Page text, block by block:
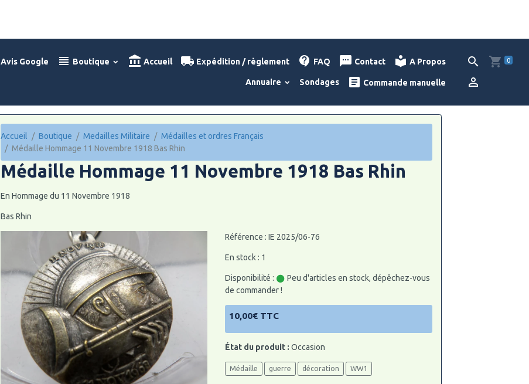
Avis Google Boutique Accueil Expédition / règlement FAQ Contact A Propos
Annuaire Sondages Commande manuelle
0
Accueil Boutique Medailles Militaire
Médailles et ordres Français
Médaille Hommage 11 Novembre 1918 Bas Rhin
Médaille Hommage 11 Novembre 1918 Bas Rhin
En Hommage du 11 Novembre 1918
Bas Rhin
Référence : IE 2025/06-76
En stock : 1
Disponibilité :
Peu d'articles en stock, dépêchez-vous
de commander !
10,00€ TTC
État du produit : Occasion
Médaille guerre décoration WW1